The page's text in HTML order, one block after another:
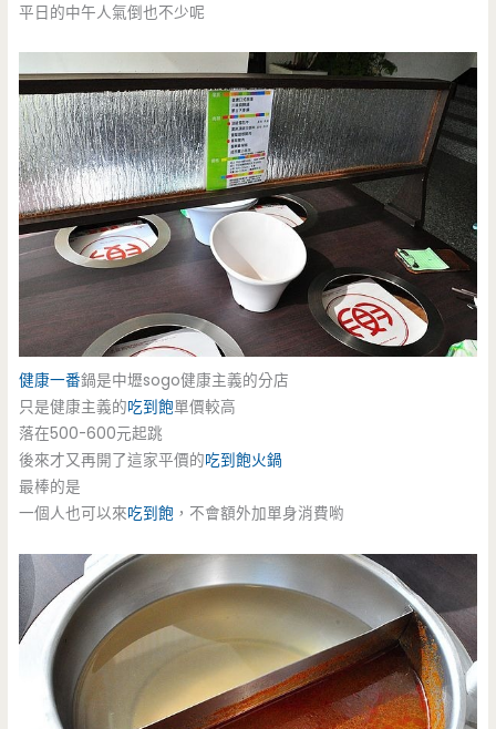
平日的中午人氣倒也不少呢
健康一番鍋是中壢sogo健康主義的分店
只是健康主義的吃到飽單價較高
落在500-600元起跳
後來才又再開了這家平價的吃到飽火鍋
最棒的是
一個人也可以來吃到飽 ，不會額外加單身消費喲